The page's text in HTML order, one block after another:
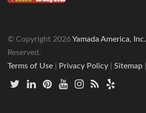
© Copyright 2026Yamada America, Inc.
Reserved.
Terms of Use
Privacy Policy Sitemap